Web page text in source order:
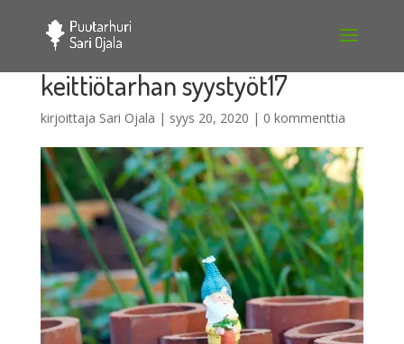
keittiötarhan syystyöt17
kirjoittaja Sari Ojala | syys 20, 2020 | 0 kommenttia